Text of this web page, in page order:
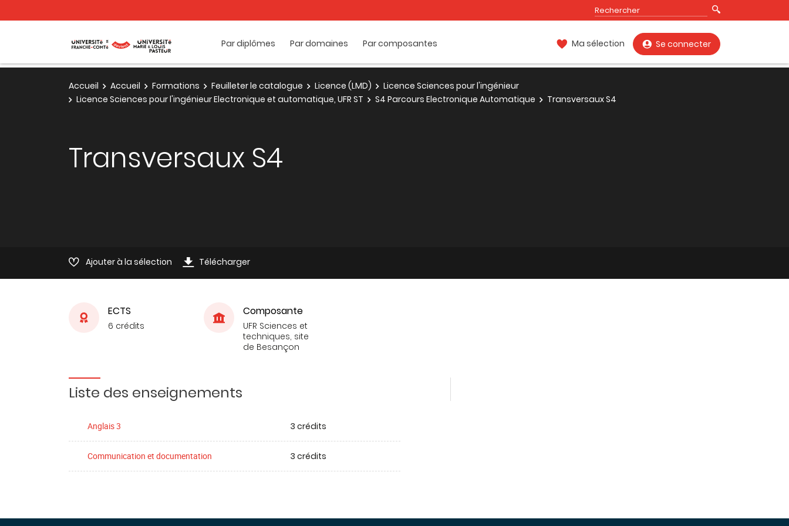
Par diplômes Par domaines Par composantes Ma sélection Se connecter
Accueil Accueil Formations Feuilleter le catalogue Licence (LMD)
Licence Sciences pour l'ingénieur
Licence Sciences pour l'ingénieur Electronique et automatique, UFR ST
S4 Parcours Electronique Automatique Transversaux S4
Transversaux S4
Ajouter à la sélection Télécharger
ECTS
6 crédits
Composante
UFR Sciences et
techniques, site
de Besançon
Liste des enseignements
Anglais 3 3 crédits
Communication et documentation 3 crédits